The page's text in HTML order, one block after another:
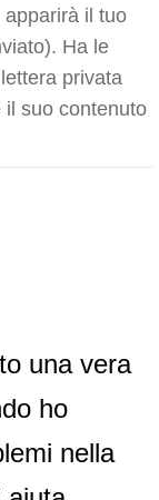
il tuo
Ha le
privata
il suo contenuto
una vera
ho
nella